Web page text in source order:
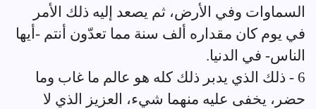
السماوات وفي الأرض، ثم يصعد إليه ذلك الأمر
في يوم كان مقداره ألف سنة مما تعدّون أنتم -أيها
الناس- في الدنيا.
6 - ذلك الذي يدبر ذلك كله هو عالم ما غاب وما
حضر، يخفى عليه منهما شيء، العزيز الذي لا